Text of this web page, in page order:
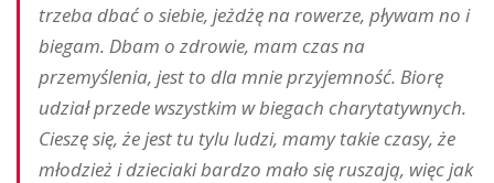
trzeba dbać o siebie, jeżdżę na rowerze, pływam no i
biegam. Dbam o zdrowie, mam czas na
przemyślenia, jest to dla mnie przyjemność. Biorę
udział przede wszystkim w biegach charytatywnych.
Cieszę się, że jest tu tylu ludzi, mamy takie czasy, że
młodzież i dzieciaki bardzo mało się ruszają, więc jak